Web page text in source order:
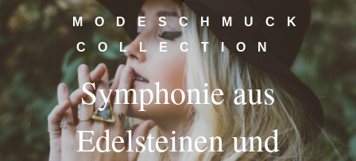
MODESCHMUCK
COLLECTION
Symphonie aus
Edelsteinen und